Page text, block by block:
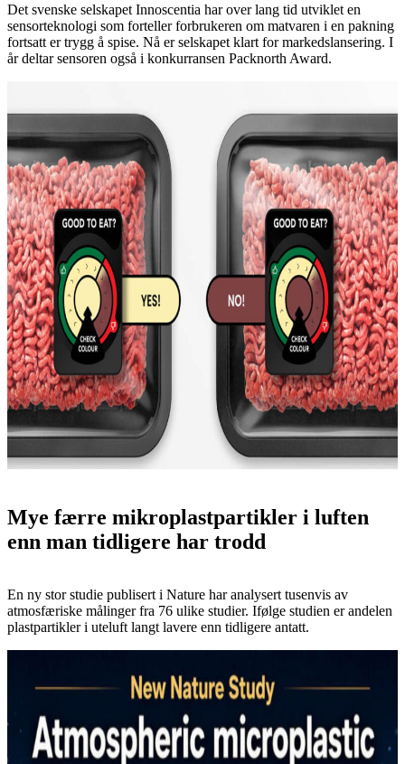
Det svenske selskapet Innoscentia har over lang tid utviklet en
sensorteknologi som forteller forbrukeren om matvaren i en pakning
fortsatt er trygg å spise. Nå er selskapet klart for markedslansering. I
år deltar sensoren også i konkurransen Packnorth Award.
Mye færre mikroplastpartikler i luften
enn man tidligere har trodd
En ny stor studie publisert i Nature har analysert tusenvis av
atmosfæriske målinger fra 76 ulike studier. Ifølge studien er andelen
plastpartikler i uteluft langt lavere enn tidligere antatt.